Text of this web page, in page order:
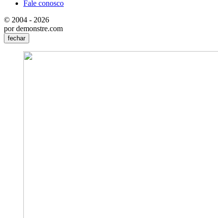
Fale conosco
© 2004 - 2026
por demonstre.com
fechar